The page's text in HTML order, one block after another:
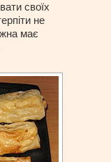
своїх
не
має